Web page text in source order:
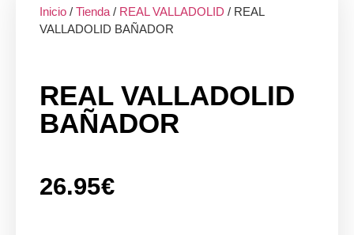
Inicio / Tienda / REAL VALLADOLID / REAL
VALLADOLID BAÑADOR
REAL VALLADOLID
BAÑADOR
26.95€